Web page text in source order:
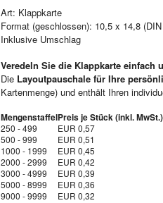
Art: Klappkarte
Format (geschlossen): 10,5 x 14,8
Inklusive Umschlag
Veredeln Sie die Klappkarte
Die Layoutpauschale für Ihre
Kartenmenge) und enthält Ihren
MengenstaffelPreis je Stück (inkl. MwSt.)
250 - 499
EUR 0,57
500 - 999
EUR 0,51
1000 - 1999
EUR 0,45
2000 - 2999
EUR 0,42
3000 - 4999
EUR 0,39
5000 - 8999
EUR 0,36
9000 - 9999
EUR 0,32